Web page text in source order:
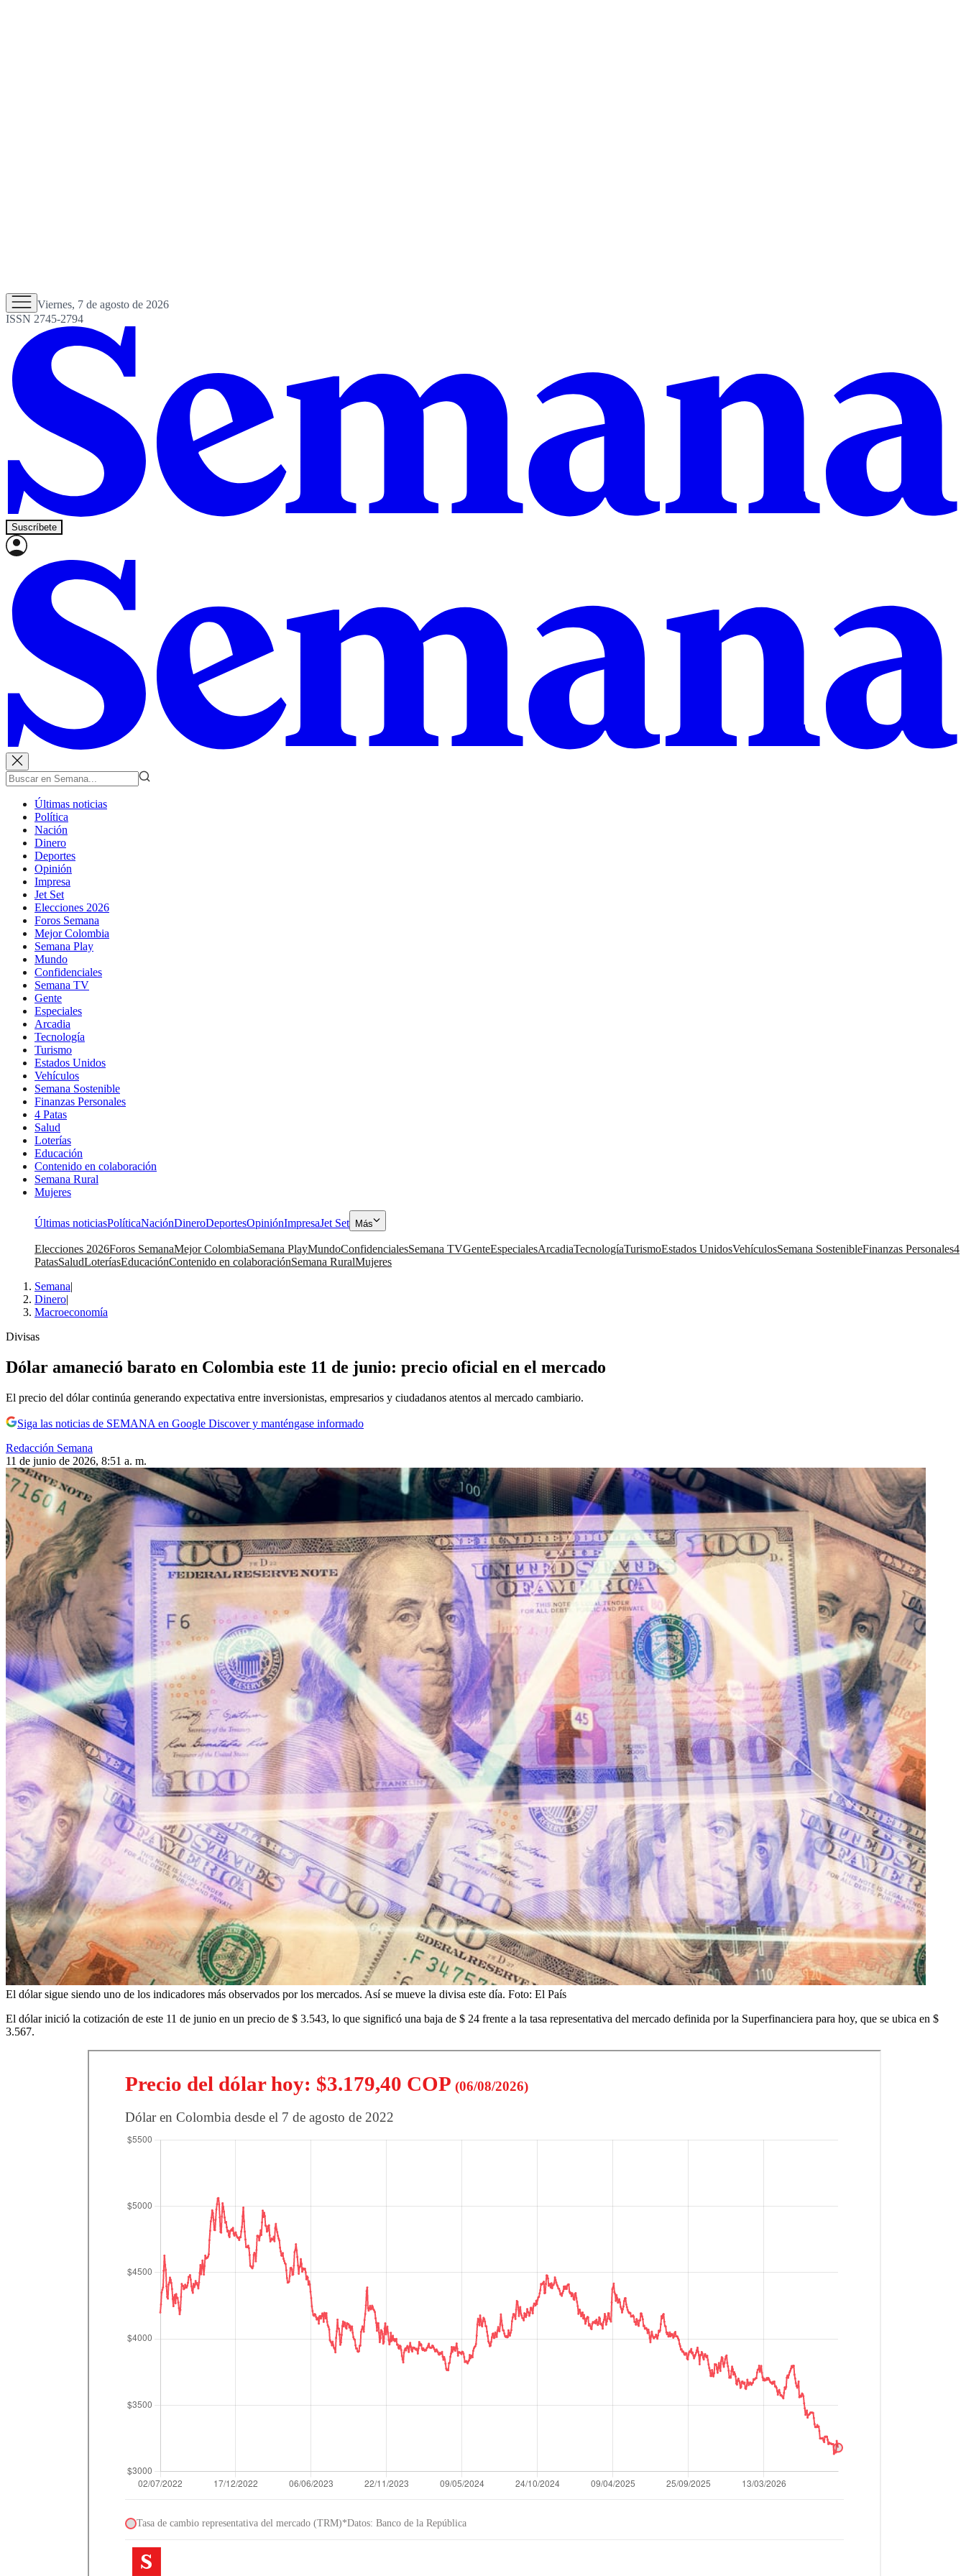
Viernes, 7 de agosto de 2026
ISSN 2745-2794
Suscríbete
Últimas noticias
Política
Nación
Dinero
Deportes
Opinión
Impresa
Jet Set
Elecciones 2026
Foros Semana
Mejor Colombia
Semana Play
Mundo
Confidenciales
Semana TV
Gente
Especiales
Arcadia
Tecnología
Turismo
Estados Unidos
Vehículos
Semana Sostenible
Finanzas Personales
4 Patas
Salud
Loterías
Educación
Contenido en colaboración
Semana Rural
Mujeres
Últimas noticiasPolíticaNaciónDineroDeportesOpiniónImpresaJet Set Más
Elecciones 2026Foros SemanaMejor ColombiaSemana PlayMundoConfidencialesSemana TVGenteEspecialesArcadiaTecnologíaTurismoEstados UnidosVehículosSemana SostenibleFinanzas Personales4
PatasSaludLoteríasEducaciónContenido en colaboraciónSemana RuralMujeres
Semana|
Dinero|
Macroeconomía
Divisas
Dólar amaneció barato en Colombia este 11 de junio: precio oficial en el mercado
El precio del dólar continúa generando expectativa entre inversionistas, empresarios y ciudadanos atentos al mercado cambiario.
Siga las noticias de SEMANA en Google Discover y manténgase informado
Redacción Semana
11 de junio de 2026, 8:51 a. m.
El dólar sigue siendo uno de los indicadores más observados por los mercados. Así se mueve la divisa este día. Foto: El País
El dólar inició la cotización de este 11 de junio en un precio de $ 3.543, lo que significó una baja de $ 24 frente a la tasa representativa del mercado definida por la Superfinanciera para hoy, que se ubica en $
3.567.